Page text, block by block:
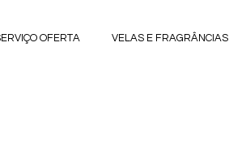
OFERTA VELAS E FRAGRÂNCIAS